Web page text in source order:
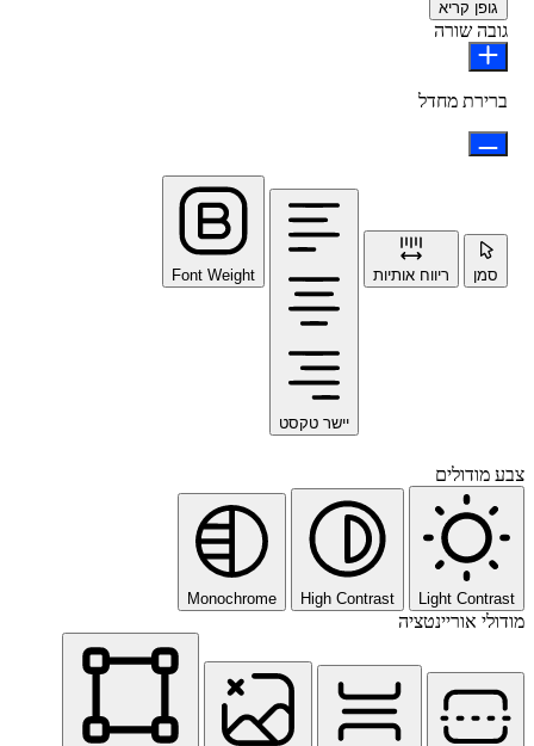
גופן קריא
גובה שורה
ברירת מחדל
סמן ריווח אותיות
יישר טקסט
Font Weight
צבע מודולים
Light Contrast
High Contrast
Monochrome
מודולי אוריינטציה